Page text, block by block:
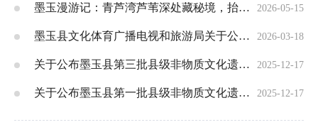
2026-05-15
墨玉漫游记：青芦湾芦苇深处藏秘境，抬望眼满是生态与烟火
2026-03-18
墨玉县文化体育广播电视和旅游局关于公开征集旅游行业违法违规问题线索的公告
2025-12-17
关于公布墨玉县第三批县级非物质文化遗产的通知
2025-12-17
关于公布墨玉县第一批县级非物质文化遗产名录的通知